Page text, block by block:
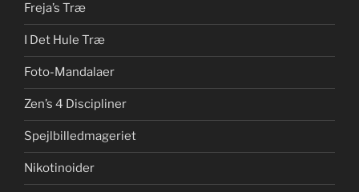
Freja’s Træ
I Det Hule Træ
Foto-Mandalaer
Zen’s 4 Discipliner
Spejlbilledmageriet
Nikotinoider